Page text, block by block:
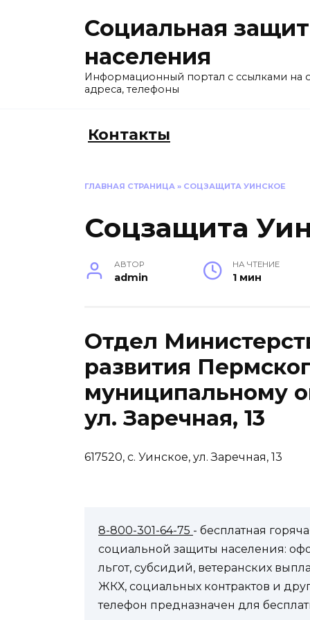
Социальная
населения
Информационный портал с ссылками на
адреса, телефоны
Контакты
ГЛАВНАЯ СТРАНИЦА » СОЦЗАЩИТА УИНСКОЕ
Соцзащита
АВТОР
admin
НА ЧТЕНИЕ
1 мин
Отдел
развития
муниципальному
ул. Заречная, 13
617520, с. Уинское, ул. Заречная, 13
8-800-301-64-75 - бесплатная
социальной защиты населения:
льгот, субсидий, ветеранских
ЖКХ, социальных контрактов и
телефон предназначен для